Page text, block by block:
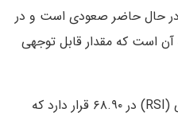
در حال حاضر صعودی‌ است و در
آن است که مقدار قابل توجهی
علاوه بر این، شاخص قدرت نسبی (RSI) در ۶۸.۹۰ قرار دارد که